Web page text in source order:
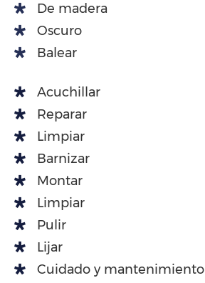
De madera
Oscuro
Balear
Acuchillar
Reparar
Limpiar
Barnizar
Montar
Limpiar
Pulir
Lijar
Cuidado y mantenimiento